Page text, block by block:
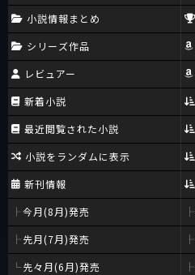
小説情報まとめ
シリーズ作品
レビュアー
新着小説
最近閲覧された小説
小説をランダムに表示
新刊情報
今月(8月)発売
先月(7月)発売
先々月(6月)発売